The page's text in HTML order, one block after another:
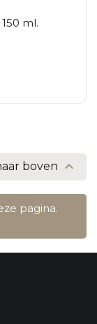
ml.
boven 
pagina.